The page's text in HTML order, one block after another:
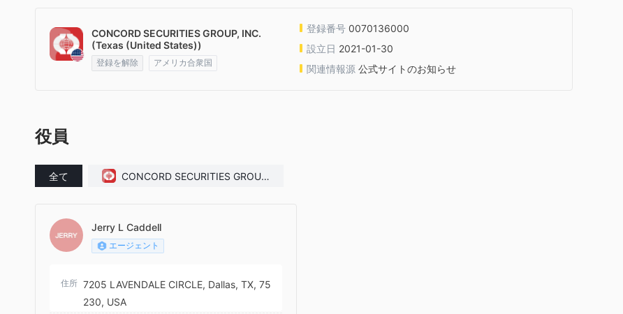
CONCORD SECURITIES GROUP, INC.
(Texas (United States))
登録を解除 アメリカ合衆国
登録番号 0070136000
設立日 2021-01-30
関連情報源 公式サイトのお知らせ
役員
全て
CONCORD SECURITIES GROUP,
Jerry L Caddell
エージェント
住所 7205 LAVENDALE CIRCLE, Dallas, TX, 75
230, USA